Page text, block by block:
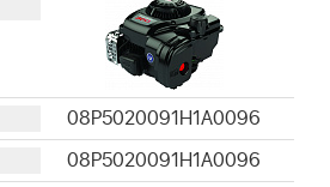
Husqvarna Series OHV
529347201
599912501
577616821
992423
08P5020091H1A0096
08P5020091H1A0096